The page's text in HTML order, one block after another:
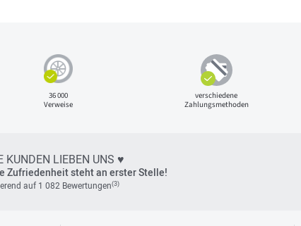
36 000
Verweise
verschiedene
Zahlungsmethoden
KUNDEN LIEBEN UNS ♥
Zufriedenheit steht an erster Stelle!
auf 1 082 Bewertungen(3)